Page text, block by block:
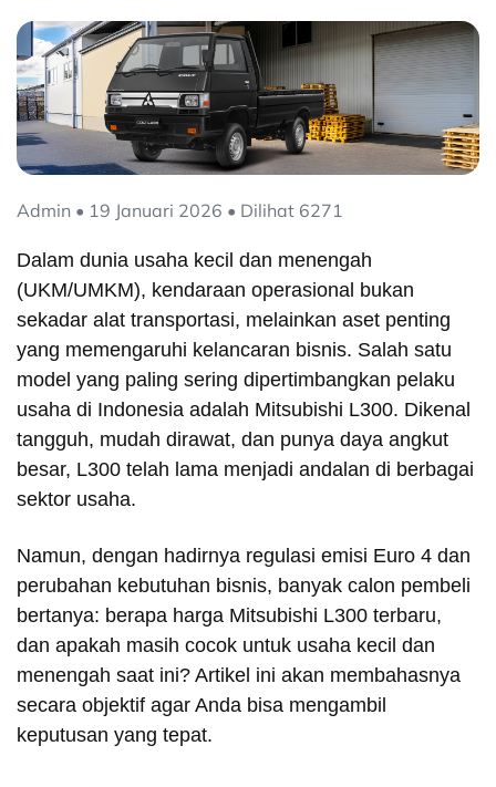
Admin • 19 Januari 2026 • Dilihat 6271
Dalam dunia usaha kecil dan menengah
(UKM/UMKM), kendaraan operasional bukan
sekadar alat transportasi, melainkan aset penting
yang memengaruhi kelancaran bisnis. Salah satu
model yang paling sering dipertimbangkan pelaku
usaha di Indonesia adalah Mitsubishi L300. Dikenal
tangguh, mudah dirawat, dan punya daya angkut
besar, L300 telah lama menjadi andalan di berbagai
sektor usaha.
Namun, dengan hadirnya regulasi emisi Euro 4 dan
perubahan kebutuhan bisnis, banyak calon pembeli
bertanya: berapa harga Mitsubishi L300 terbaru,
dan apakah masih cocok untuk usaha kecil dan
menengah saat ini? Artikel ini akan membahasnya
secara objektif agar Anda bisa mengambil
keputusan yang tepat.